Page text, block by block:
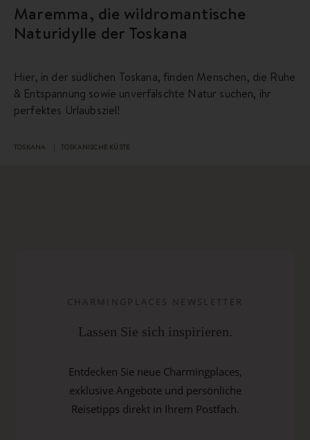
Maremma, die wildromantische
Naturidylle der Toskana
Hier, in der südlichen Toskana, finden Menschen, die Ruhe
& Entspannung sowie unverfälschte Natur suchen, ihr
perfektes Urlaubsziel!
TOSKANA TOSKANISCHE KÜSTE
CHARMINGPLACES NEWSLETTER
Lassen Sie sich inspirieren.
Entdecken Sie neue Charmingplaces,
exklusive Angebote und persönliche
Reisetipps direkt in Ihrem Postfach.